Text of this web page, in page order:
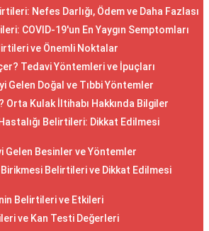
Nefes Darlığı, Ödem ve Daha Fazlası
COVID-19'un En Yaygın Semptomları
ve Önemli Noktalar
Tedavi Yöntemleri ve İpuçları
Gelen Doğal ve Tıbbi Yöntemler
Orta Kulak İltihabı Hakkında Bilgiler
Belirtileri: Dikkat Edilmesi
Gelen Besinler ve Yöntemler
Belirtileri ve Dikkat Edilmesi
Belirtileri ve Etkileri
ve Kan Testi Değerleri